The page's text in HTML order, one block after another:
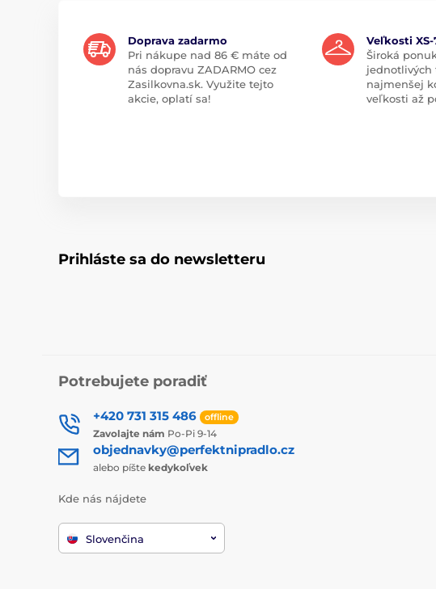
Doprava zadarmo
Pri nákupe nad 86 € máte od
nás dopravu ZADARMO cez
Zasilkovna.sk. Využite tejto
akcie, oplatí sa!
Veľkosti XS-
Široká
jednotlivých
najmenšej
veľkosti až
Prihláste sa do newsletteru
Potrebujete poradiť
+420 731 315 486 offline
Zavolajte nám Po-Pi 9-14
objednavky@perfektnipradlo.cz
alebo píšte kedykoľvek
Kde nás nájdete
Slovenčina